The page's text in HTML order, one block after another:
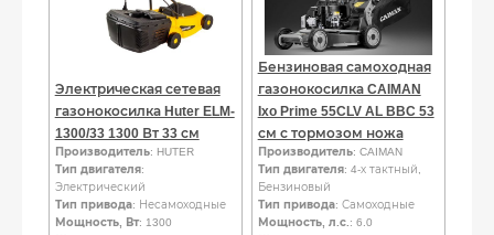
Электрическая сетевая
газонокосилка Huter ELM-
1300/33 1300 Вт 33 см
Производитель: HUTER
Тип двигателя:
Электрический
Тип привода: Несамоходные
Мощность, Вт: 1300
Бензиновая самоходная
газонокосилка CAIMAN
Ixo Prime 55CLV AL BBC 53
см с тормозом ножа
Производитель: CAIMAN
Тип двигателя: 4-х тактный,
Бензиновый
Тип привода: Самоходные
Мощность, л.с.: 6.0